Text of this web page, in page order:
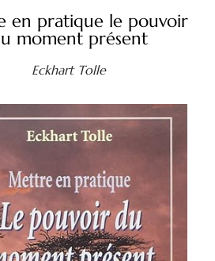
en pratique le pouvoir
moment présent
Eckhart Tolle